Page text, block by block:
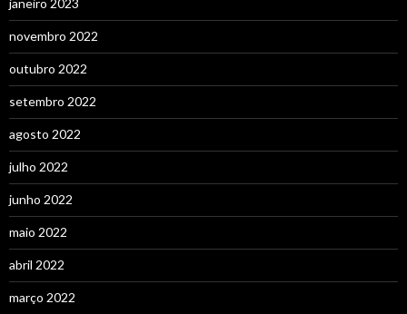
janeiro 2023
novembro 2022
outubro 2022
setembro 2022
agosto 2022
julho 2022
junho 2022
maio 2022
abril 2022
março 2022